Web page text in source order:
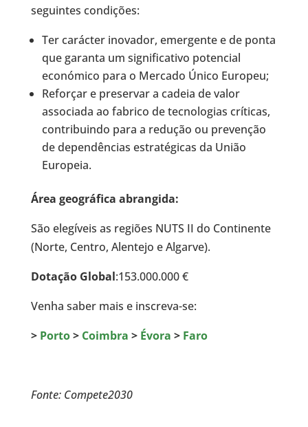
seguintes condições:
Ter carácter inovador, emergente e de ponta
que garanta um significativo potencial
económico para o Mercado Único Europeu;
Reforçar e preservar a cadeia de valor
associada ao fabrico de tecnologias críticas,
contribuindo para a redução ou prevenção
de dependências estratégicas da União
Europeia.
Área geográfica abrangida:
São elegíveis as regiões NUTS II do Continente
(Norte, Centro, Alentejo e Algarve).
Dotação Global:153.000.000 €
Venha saber mais e inscreva-se:
> Porto> Coimbra > Évora > Faro
Fonte: Compete2030